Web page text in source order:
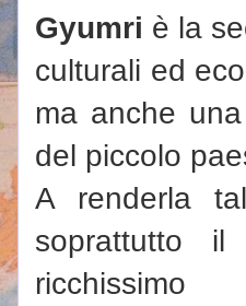
Gyumri è la
culturali ed
ma anche
del piccolo
A renderla
soprattutto il